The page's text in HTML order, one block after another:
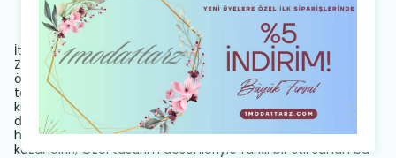
İthal Kumaş Özel Tasarım Desenli Premium Midi Elbise
Zarafeti ve modern tasarım anlayışını bir araya getiren bu
özel elbise, kaliteli ithal kumaşı ve dikkat çekici desen
tasarımıyla stil sahibi kadınların favorisi olmaya aday.; Üst
kısmındaki sade ve şık görünüm, bel hattındaki özel kesim
detayıyla vücut formunu zarif bir şekilde ortaya çıkarırken;
hareketli etek yapısı elbiseye güçlü ve sofistike bir duruş
kazandırır.; Özel tasarım desenleriyle farklı bir stil sunan bu